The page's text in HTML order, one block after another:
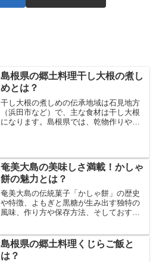
島根県の郷土料理干し大根の煮し
めとは？
干し大根の煮しめの伝承地域は石見地方
（浜田市など）で、主な食材は干し大根
になります。島根県では、乾物作りや保
において重要な保存食とな...
奄美大島の美味しさ満載！かしゃ
餅の魅力とは？
奄美大島の伝統菓子「かしゃ餅」の歴史
や特徴、よもぎと黒糖が生み出す独特の
風味、作り方や保存方法、そしておすす
る情報満載の記事です。
島根県の郷土料理くじらご飯と
は？